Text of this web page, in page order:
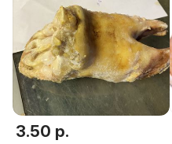
3.50 р.